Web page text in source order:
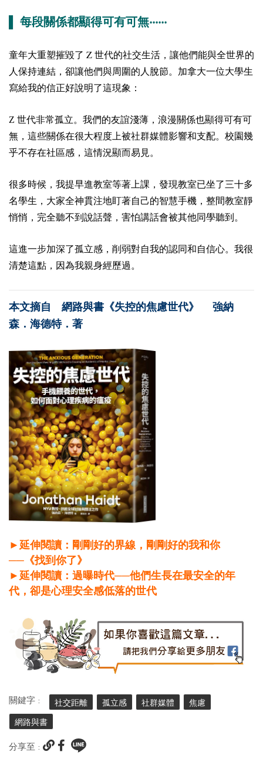
▌ 每段關係都顯得可有可無‧‧‧‧‧‧
童年大重塑摧毀了 Z 世代的社交生活，讓他們能與全世界的
人保持連結，卻讓他們與周圍的人脫節。加拿大一位大學生
寫給我的信正好說明了這現象：
Z 世代非常孤立。我們的友誼淺薄，浪漫關係也顯得可有可
無，這些關係在很大程度上被社群媒體影響和支配。校園幾
乎不存在社區感，這情況顯而易見。
很多時候，我提早進教室等著上課，發現教室已坐了三十多
名學生，大家全神貫注地盯著自己的智慧手機，整間教室靜
悄悄，完全聽不到說話聲，害怕講話會被其他同學聽到。
這進一步加深了孤立感，削弱對自我的認同和自信心。我很
清楚這點，因為我親身經歷過。
本文摘自 網路與書《失控的焦慮世代》 強納
森．海德特．著
►延伸閱讀：剛剛好的界線，剛剛好的我和你
──《找到你了》
►延伸閱讀：過曝時代──他們生長在最安全的年
代，卻是心理安全感低落的世代
關鍵字 : 社交距離 孤立感 社群媒體 焦慮
網路與書
分享至 :